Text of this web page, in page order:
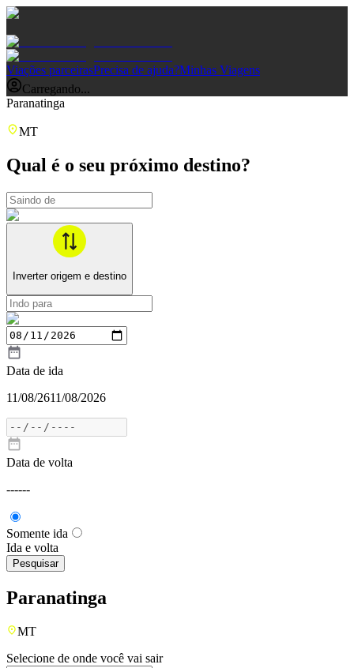
Viações parceirasPrecisa de ajuda?Minhas Viagens
Carregando...
Paranatinga
MT
Qual é o seu próximo destino?
Inverter origem e destino
Data de ida
11/08/2611/08/2026
Data de volta
------
Somente ida
Ida e volta
Pesquisar
Paranatinga
MT
Selecione de onde você vai sair